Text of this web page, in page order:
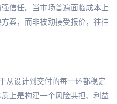
信任。当市场普遍面临成本上
案，而非被动接受报价，往往
从设计到交付的每一环都稳定
上是构建一个风险共担、利益